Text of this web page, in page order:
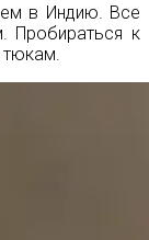
в Индию. Все
Пробираться к
тюкам.